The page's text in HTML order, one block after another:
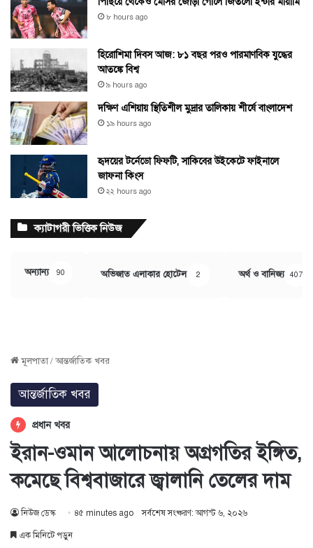
৮ hours ago
হিরোশিমা দিবস আজ: ৮১ বছর পরও পারমাণবিক যুদ্ধের
আতঙ্কে বিশ্ব
৯ hours ago
দক্ষিণ এশিয়ায় স্থিতিশীল মুদ্রার তালিকায় শীর্ষে বাংলাদেশ
১৯ hours ago
হৃদয়ের টর্নেডো ফিফটি, সাকিবের উইকেটে ফাইনালে
জাফনা কিংস
২২ hours ago
ক্যাটাগরী ভিত্তিক নিউজ
অন্যান্য 90 অভিজাত এলাকার হোটেল 2 অর্থ ও বানিজ্য 407